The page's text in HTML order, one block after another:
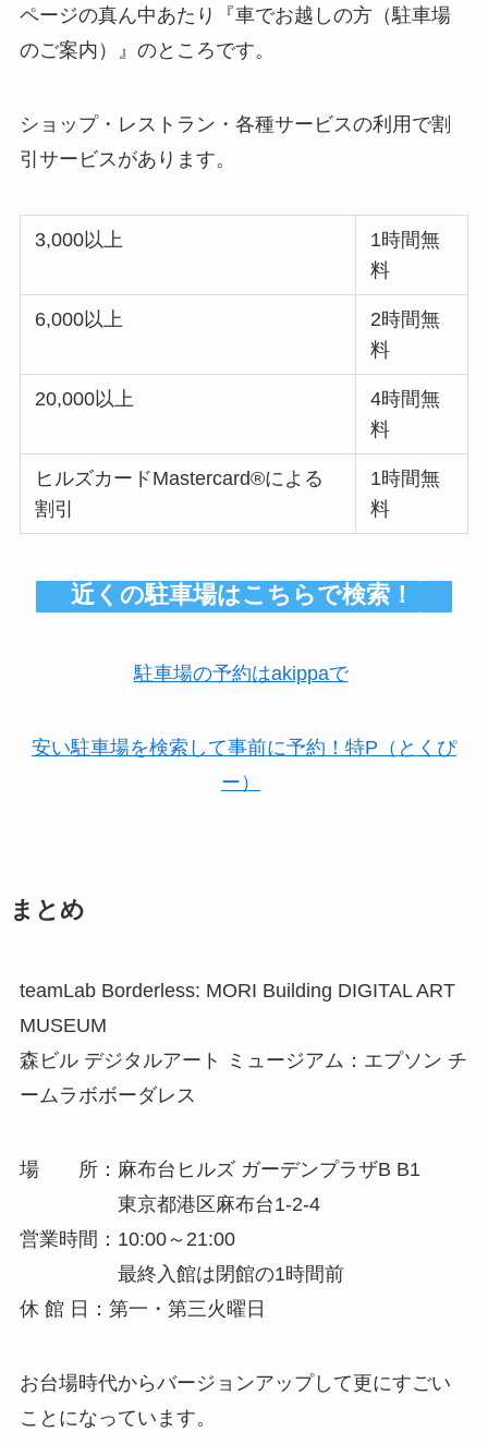
ページの真ん中あたり『車でお越しの方（駐車場
のご案内）』のところです。
ショップ・レストラン・各種サービスの利用で割
引サービスがあります。
3,000以上
1時間無
料
6,000以上
2時間無
料
20,000以上
4時間無
料
ヒルズカードMastercard®による
割引
1時間無
料
近くの駐車場はこちらで検索！
駐車場の予約はakippaで
安い駐車場を検索して事前に予約！特P（とくぴ
ー）
まとめ
teamLab Borderless: MORI Building DIGITAL ART
MUSEUM
森ビル デジタルアート ミュージアム：エプソン チ
ームラボボーダレス
場 所：麻布台ヒルズ ガーデンプラザB B1
東京都港区麻布台1-2-4
営業時間：10:00～21:00
最終入館は閉館の1時間前
休 館 日：第一・第三火曜日
お台場時代からバージョンアップして更にすごい
ことになっています。